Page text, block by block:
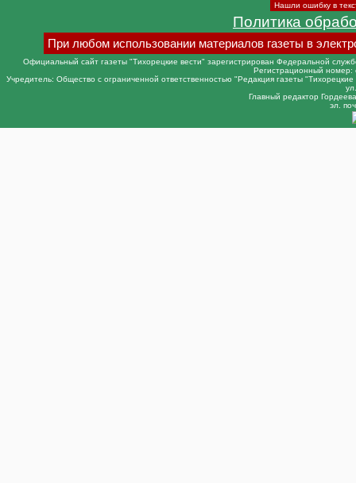
Нашли ошибку в
Политика
При любом использовании материалов газеты в
Официальный сайт газеты "Тихорецкие вести" зарегистрирован Федеральной
Регистрационный
Учредитель: Общество с ограниченной ответственностью "Редакция газеты
Главный редактор
эл.